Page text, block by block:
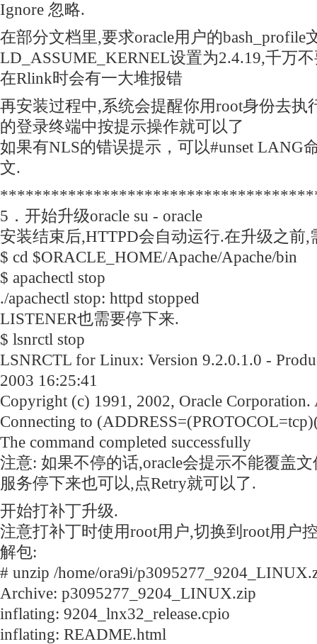
Ignore 忽略.
在部分文档里,要求oracle用户的bash_profile
LD_ASSUME_KERNEL设置为2.4.19,千万
在Rlink时会有一大堆报错
再安装过程中,系统会提醒你用root身份去执
的登录终端中按提示操作就可以了
如果有NLS的错误提示，可以#unset LANG
文.
5．开始升级oracle su - oracle
安装结束后,HTTPD会自动运行.在升级之前,
$ cd $ORACLE_HOME/Apache/Apache/bin
$ apachectl stop
./apachectl stop: httpd stopped
LISTENER也需要停下来.
$ lsnrctl stop
LSNRCTL for Linux: Version 9.2.0.1.0 -
2003 16:25:41
Copyright (c) 1991, 2002, Oracle Corporation.
Connecting to
The command completed successfully
注意: 如果不停的话,oracle会提示不能覆盖
服务停下来也可以,点Retry就可以了.
开始打补丁升级.
注意打补丁时使用root用户,切换到root用户
解包:
# unzip /home/ora9i/
Archive: p3095277_9204_LINUX.zip
inflating: 9204_lnx32_release.cpio
inflating: README.html